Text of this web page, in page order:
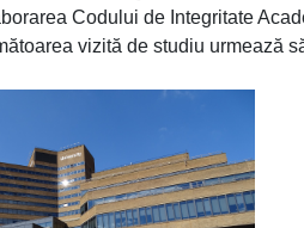
Codului de Integritate
vizită de studiu urmează